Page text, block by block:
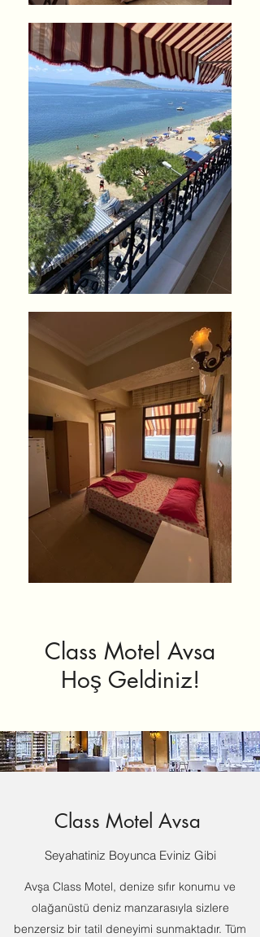
Class Motel Avsa
Hoş Geldiniz!
Class Motel Avsa
Seyahatiniz Boyunca Eviniz Gibi
Avşa Class Motel, denize sıfır konumu ve
olağanüstü deniz manzarasıyla sizlere
benzersiz bir tatil deneyimi sunmaktadır. Tüm